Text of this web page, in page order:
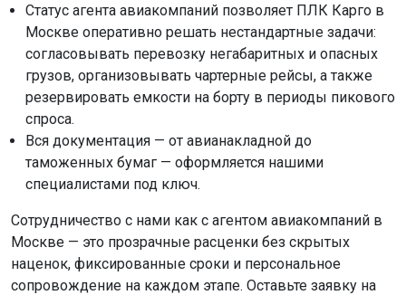
Статус агента авиакомпаний позволяет ПЛК Карго в
Москве оперативно решать нестандартные задачи:
согласовывать перевозку негабаритных и опасных
грузов, организовывать чартерные рейсы, а также
резервировать емкости на борту в периоды пикового
спроса.
Вся документация — от авианакладной до
таможенных бумаг — оформляется нашими
специалистами под ключ.
Сотрудничество с нами как с агентом авиакомпаний в
Москве — это прозрачные расценки без скрытых
наценок, фиксированные сроки и персональное
сопровождение на каждом этапе. Оставьте заявку на